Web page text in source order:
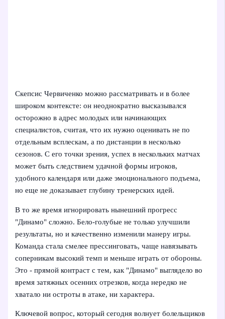
Скепсис Червиченко можно рассматривать и в более
широком контексте: он неоднократно высказывался
осторожно в адрес молодых или начинающих
специалистов, считая, что их нужно оценивать не по
отдельным всплескам, а по дистанции в несколько
сезонов. С его точки зрения, успех в нескольких матчах
может быть следствием удачной формы игроков,
удобного календаря или даже эмоционального подъема,
но еще не доказывает глубину тренерских идей.
В то же время игнорировать нынешний прогресс
"Динамо" сложно. Бело‑голубые не только улучшили
результаты, но и качественно изменили манеру игры.
Команда стала смелее прессинговать, чаще навязывать
соперникам высокий темп и меньше играть от обороны.
Это - прямой контраст с тем, как "Динамо" выглядело во
время затяжных осенних отрезков, когда нередко не
хватало ни остроты в атаке, ни характера.
Ключевой вопрос, который сегодня волнует болельщиков